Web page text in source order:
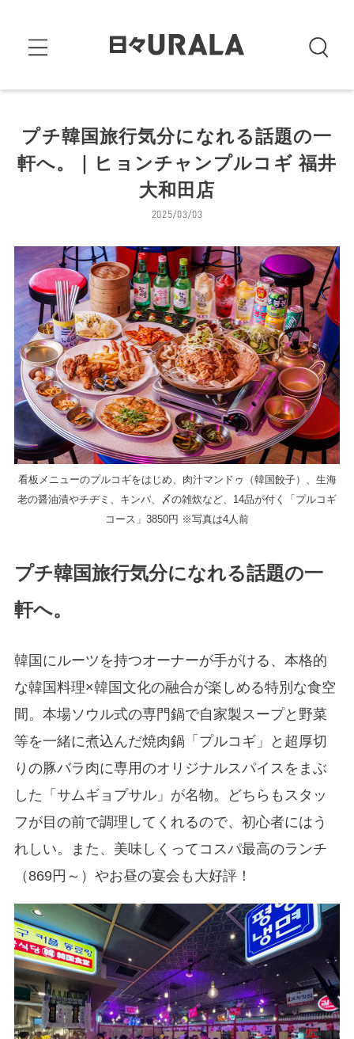
プチ韓国旅行気分になれる話題の一
軒へ。｜ヒョンチャンプルコギ 福井
大和田店
2025/03/03
看板メニューのプルコギをはじめ、肉汁マンドゥ（韓国餃子）、生海
老の醤油漬やチヂミ、キンパ、〆の雑炊など、14品が付く「プルコギ
コース」3850円 ※写真は4人前
プチ韓国旅行気分になれる話題の一
軒へ。
韓国にルーツを持つオーナーが手がける、本格的
な韓国料理×韓国文化の融合が楽しめる特別な食空
間。本場ソウル式の専門鍋で自家製スープと野菜
等を一緒に煮込んだ焼肉鍋「プルコギ」と超厚切
りの豚バラ肉に専用のオリジナルスパイスをまぶ
した「サムギョプサル」が名物。どちらもスタッ
フが目の前で調理してくれるので、初心者にはう
れしい。また、美味しくってコスパ最高のランチ
（869円～）やお昼の宴会も大好評！